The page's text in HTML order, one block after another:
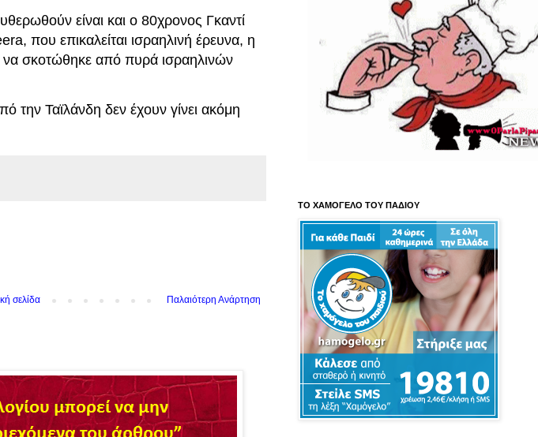
είναι και ο 80χρονος Γκαντί
που επικαλείται ισραηλινή έρευνα, η
σκοτώθηκε από πυρά ισραηλινών
την Ταϊλάνδη δεν έχουν γίνει ακόμη
Παλαιότερη Ανάρτηση
σελίδα
ΤΟ ΧΑΜΟΓΕΛΟ ΤΟΥ ΠΑΔΙΟΥ